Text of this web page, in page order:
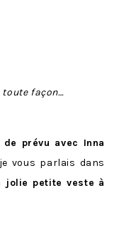
toute façon…
prévu avec Inna
vous parlais dans
jolie petite veste à